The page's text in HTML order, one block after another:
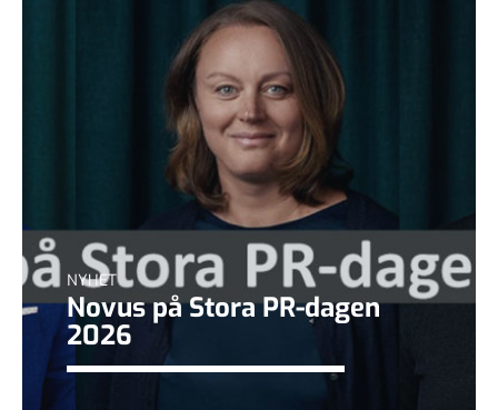
NYHET
Novus på Stora PR-dagen
2026